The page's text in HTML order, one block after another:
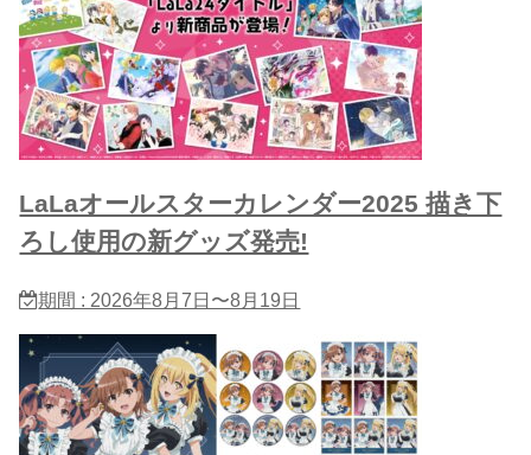
LaLaオールスターカレンダー2025 描き下
ろし使用の新グッズ発売!
期間 : 2026年8月7日〜8月19日